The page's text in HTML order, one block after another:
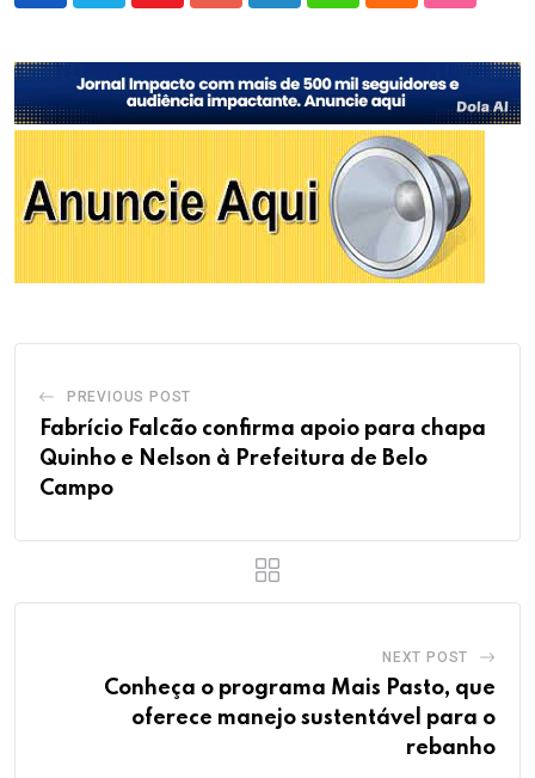
PREVIOUS POST
Fabrício Falcão confirma apoio para chapa
Quinho e Nelson à Prefeitura de Belo
Campo
NEXT POST
Conheça o programa Mais Pasto, que
oferece manejo sustentável para o
rebanho